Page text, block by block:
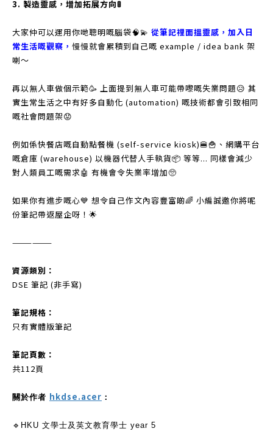
3. 製造靈感，增加拓展方向🚦
大家仲可以運用你哋聰明嘅腦袋🧠💫 從筆記𥚃面搵靈感，加入日
常生活嘅觀察， 慢慢就會累積到自己嘅 example / idea bank 架
喇～
再以無人車做個示範🥳 上面提到無人車可能帶嚟嘅失業問題😥 其
實生常生活之中有好多自動化 (automation) 嘅技術都會引致相同
嘅社會問題架😟
例如係快餐店嘅自動點餐機 (self-service kiosk)🍔🍟、網購平台
嘅倉庫 (warehouse) 以機器代替人手執貨📦 等等... 同樣會減少
對人類員工嘅需求🤖 有機會令失業率增加🥺
如果你有進步嘅心💙 想令自己作文內容豐富啲🌈 小編誠邀你將呢
份筆記帶返屋企呀！🌟
——————
資源類別：
DSE 筆記 (非手寫)
筆記規格：
只有實體版筆記
筆記頁數：
共112頁
關於作者 hkdse.acer ：
🔹HKU 文學士及英文教育學士 year 5